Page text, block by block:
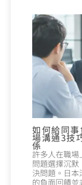
如何給同
場溝通3技
係
許多人在職場
問題選擇沉
決問題。日
的負面回饋